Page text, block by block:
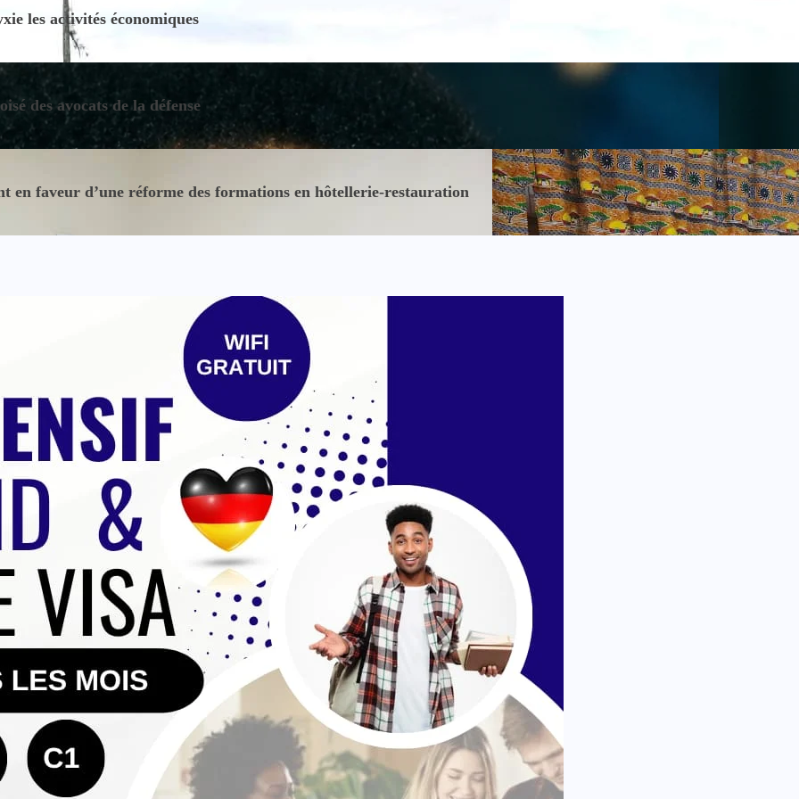
les activités économiques
des avocats de la défense
en faveur d’une réforme des formations en hôtellerie-restauration